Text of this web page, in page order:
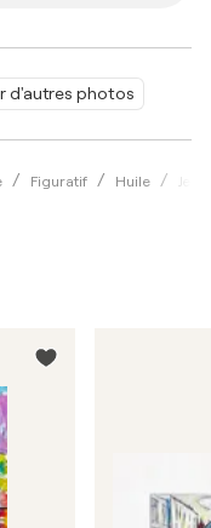
d'autres photos
Figuratif Huile